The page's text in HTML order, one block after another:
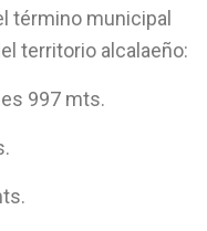
término municipal
territorio alcalaeño:
997 mts.